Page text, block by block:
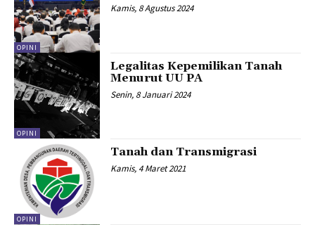
OPINI
Kamis, 8 Agustus 2024
OPINI
Legalitas Kepemilikan Tanah
Menurut UU PA
Senin, 8 Januari 2024
OPINI
Tanah dan Transmigrasi
Kamis, 4 Maret 2021